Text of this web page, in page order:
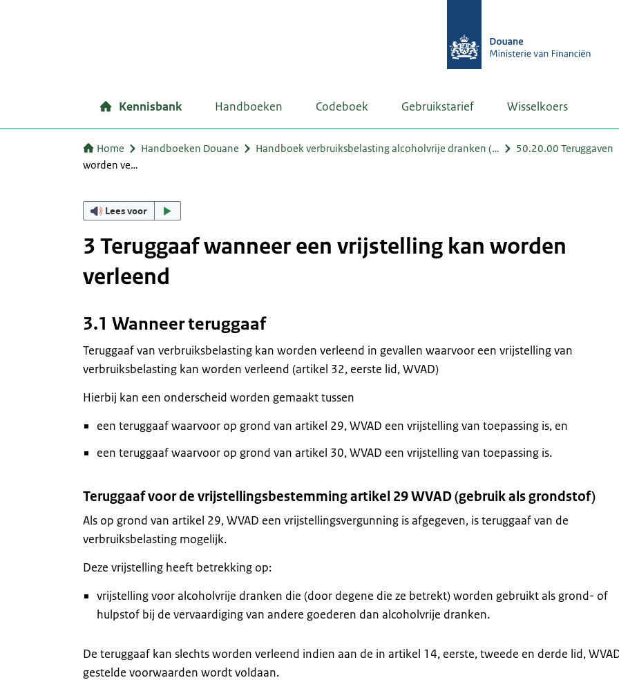
Kennisbank Handboeken Codeboek Gebruikstarief Wisselkoers
Home Handboeken Douane Handboek verbruiksbelasting alcoholvrije dranken (… 50.20.00 Teruggaven
worden ve…
Lees voor
3 Teruggaaf wanneer een vrijstelling kan worden
verleend
3.1 Wanneer teruggaaf
Teruggaaf van verbruiksbelasting kan worden verleend in gevallen waarvoor een vrijstelling van
verbruiksbelasting kan worden verleend (artikel 32, eerste lid, WVAD)
Hierbij kan een onderscheid worden gemaakt tussen
een teruggaaf waarvoor op grond van artikel 29, WVAD een vrijstelling van toepassing is, en
een teruggaaf waarvoor op grond van artikel 30, WVAD een vrijstelling van toepassing is.
Teruggaaf voor de vrijstellingsbestemming artikel 29 WVAD (gebruik als grondstof)
Als op grond van artikel 29, WVAD een vrijstellingsvergunning is afgegeven, is teruggaaf van de
verbruiksbelasting mogelijk.
Deze vrijstelling heeft betrekking op:
vrijstelling voor alcoholvrije dranken die (door degene die ze betrekt) worden gebruikt als grond- of
hulpstof bij de vervaardiging van andere goederen dan alcoholvrije dranken.
De teruggaaf kan slechts worden verleend indien aan de in artikel 14, eerste, tweede en derde lid,
gestelde voorwaarden wordt voldaan.